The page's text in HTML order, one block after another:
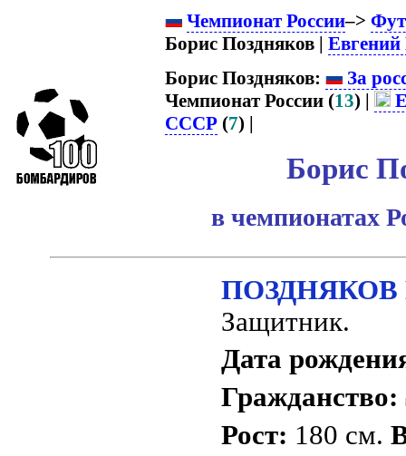
Чемпионат России–>
Борис Поздняков | Евгений
Борис Поздняков:
За
Чемпионат России (13) |
СССР (7) |
Борис
в чемпионатах
ПОЗДНЯКОВ
Защитник.
Дата
Гражданство:
Рост: 180 см.